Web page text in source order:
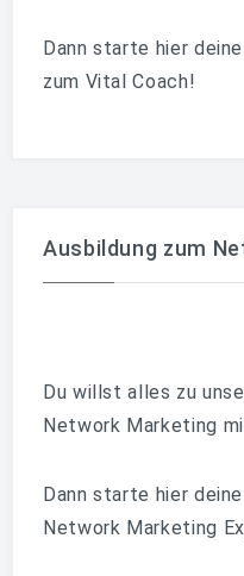
Dann starte hier
zum Vital Coach!
Ausbildung zum
Du willst alles zu
Network Marketing
Dann starte hier
Network Marketing